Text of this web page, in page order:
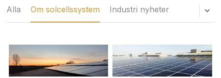
N-TOPCon Serien Solceller
English
Deutsch
Italiano
WhatsApp
Alla Om solcellssystem Industri nyheter